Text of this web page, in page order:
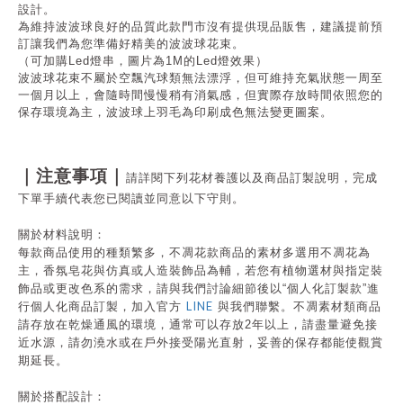
設計。
為維持波波球良好的品質此款門市沒有提供現品販售，建議提前預
訂讓我們為您準備好精美的波波球花束。
（可加購Led燈串，圖片為1M的 Led燈效果）
波波球花束不屬於空飄汽球類無法漂浮，但可維持充氣狀態一周至
一個月以上，會隨時間慢慢稍有消氣感，但實際存放時間依照您的
保存環境為主，波波球上羽毛為印刷成色無法變更圖案。
｜注意事項｜
請詳閱下列花材養護以及商品訂製說明，完成
下單手續代表您已閱讀並同意以下守則。
關於材料說明：
每款商品使用的種類繁多，不凋花款商品的素材多選用不凋花為
主，香氛皂花與仿真或人造裝飾品為輔，若您有植物選材與指定裝
飾品或更改色系的需求，請與我們討論細節後以 “個人化訂製款”進
行個人化商品訂製，加入官方 LINE 與我們聯繫。不凋素材類商品
請存放在乾燥通風的環境，通常可以存放2年以上，請盡量避免接
近水源，請勿澆水或在戶外接受陽光直射，妥善的保存都能使觀賞
期延長。
關於搭配設計：